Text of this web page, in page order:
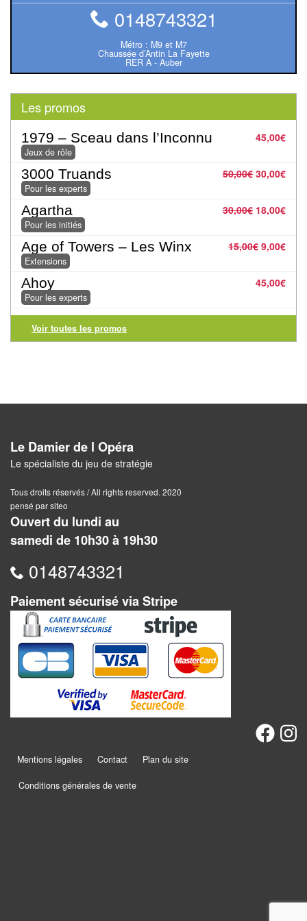
Go
Poker
Casino
Poker
Casino
Jeux
du
Monde
Awalé
Mah-
Jong
Shogi
Xiang
Qi
Nouveautés
Promotions
Chèques
Actualités
0148743321
Métro : M9 et M7
Chaussée d’Antin La Fayette
RER A - Auber
Les promos
45,00€
1979 – Sceau dans l’Inconnu
Jeux de rôle
50,00€ 30,00€
3000 Truands
Pour les experts
30,00€ 18,00€
Agartha
Pour les initiés
15,00€ 9,00€
Age of Towers – Les Winx
Extensions
45,00€
Ahoy
Pour les experts
Voir toutes les promos
Le Damier de l Opéra
Le spécialiste du jeu de stratégie
Tous droits réservés / All rights reserved. 2020
pensé par siteo
Ouvert du lundi au
samedi de 10h30 à 19h30
0148743321
Paiement sécurisé via Stripe
Mentions légales Contact Plan du site
Conditions générales de vente